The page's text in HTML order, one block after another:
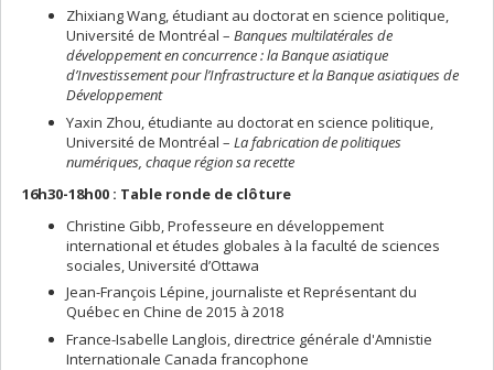
Zhixiang Wang, étudiant au doctorat en science politique,
Université de Montréal – Banques multilatérales de
développement en concurrence : la Banque asiatique
d’Investissement pour l’Infrastructure et la Banque asiatiques de
Développement
Yaxin Zhou, étudiante au doctorat en science politique,
Université de Montréal – La fabrication de politiques
numériques, chaque région sa recette
16h30-18h00 : Table ronde de clôture
Christine Gibb, Professeure en développement
international et études globales à la faculté de sciences
sociales, Université d’Ottawa
Jean-François Lépine, journaliste et Représentant du
Québec en Chine de 2015 à 2018
France-Isabelle Langlois, directrice générale d'Amnistie
Internationale Canada francophone